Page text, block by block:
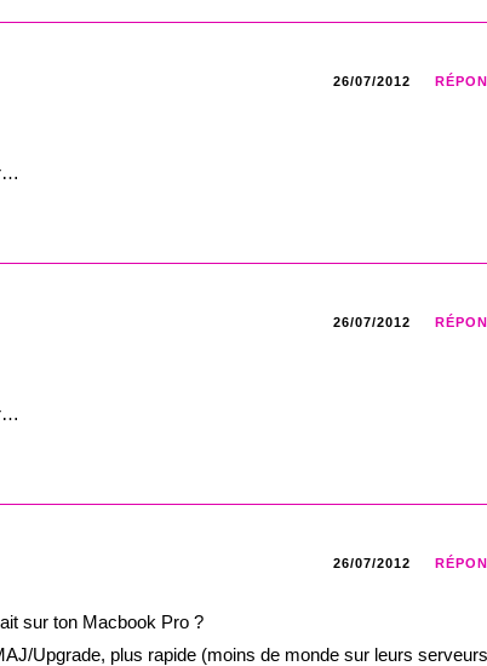
26/07/2012
26/07/2012
26/07/2012
sur ton Macbook Pro ?
Upgrade, plus rapide (moins de monde sur leurs serveurs